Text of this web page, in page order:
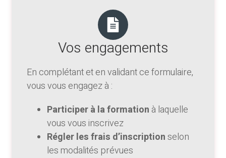
Vos engagements
En complétant et en validant ce formulaire,
vous vous engagez à :
Participer à la formation à laquelle
vous vous inscrivez
Régler les frais d’inscriptionselon
les modalités prévues